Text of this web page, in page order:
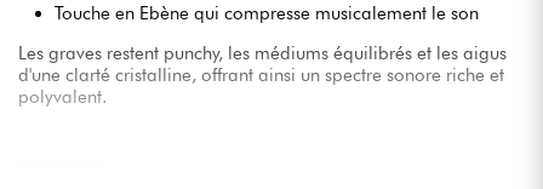
Touche en Ebène qui compresse musicalement le son
Les graves restent punchy, les médiums équilibrés et les aigus
d'une clarté cristalline, offrant ainsi un spectre sonore riche et
polyvalent.